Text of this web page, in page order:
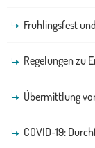
Frühlingsfest
Regelungen zu
Übermittlung
COVID-19: